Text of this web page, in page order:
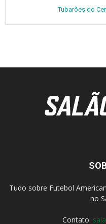
Tubarões do
Tudo sobre Futebol
no
Contato: